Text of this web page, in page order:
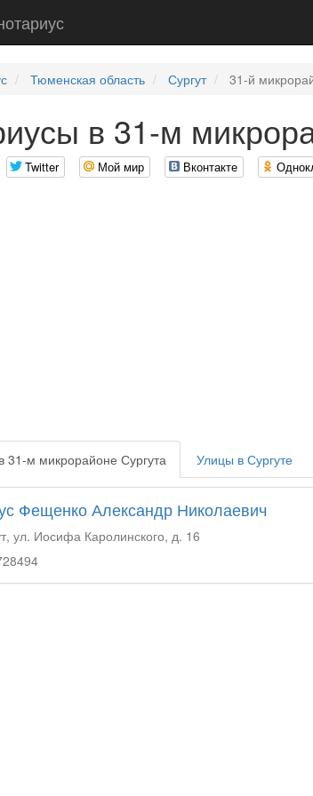
Тюменская область Сургут 31-й
в 31-м
Twitter Мой мир Вконтакте
31-м микрорайоне Сургута Улицы в Сургуте
Фещенко Александр Николаевич
ул. Иосифа Каролинского, д. 16